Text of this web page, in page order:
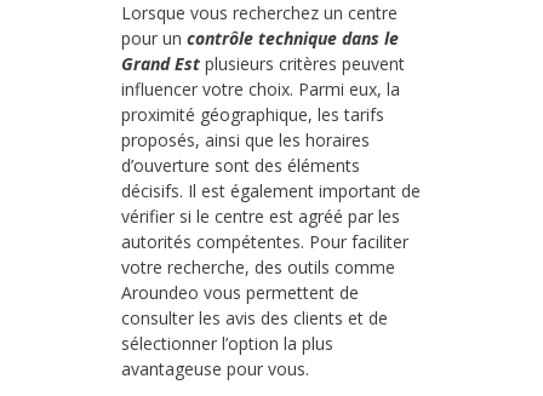
Lorsque vous recherchez un centre
pour un contrôle technique dans le
Grand Est plusieurs critères peuvent
influencer votre choix. Parmi eux, la
proximité géographique, les tarifs
proposés, ainsi que les horaires
d’ouverture sont des éléments
décisifs. Il est également important de
vérifier si le centre est agréé par les
autorités compétentes. Pour faciliter
votre recherche, des outils comme
Aroundeo vous permettent de
consulter les avis des clients et de
sélectionner l’option la plus
avantageuse pour vous.